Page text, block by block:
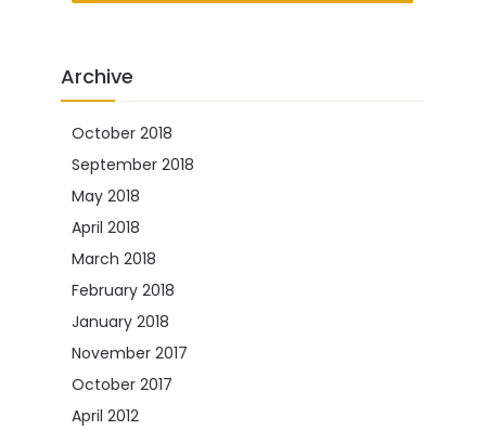
Archive
October 2018
September 2018
May 2018
April 2018
March 2018
February 2018
January 2018
November 2017
October 2017
April 2012